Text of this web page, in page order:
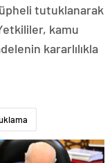
tutuklanarak
kamu
kararlılıkla